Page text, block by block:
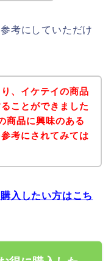
考にしていただけ
、イケテイの商品
ことができました
商品に興味のある
考にされてみては
入したい方はこち